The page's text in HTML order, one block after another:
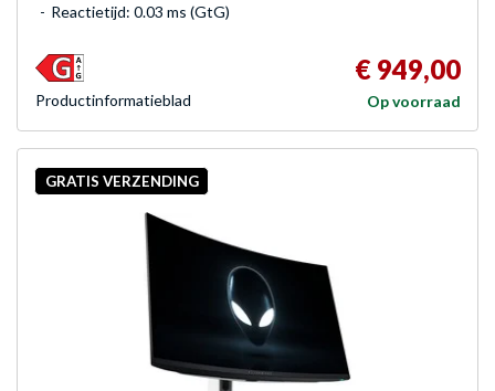
Reactietijd: 0.03 ms (GtG)
€ 949,00
Op voorraad
Product­informatieblad
GRATIS VERZENDING